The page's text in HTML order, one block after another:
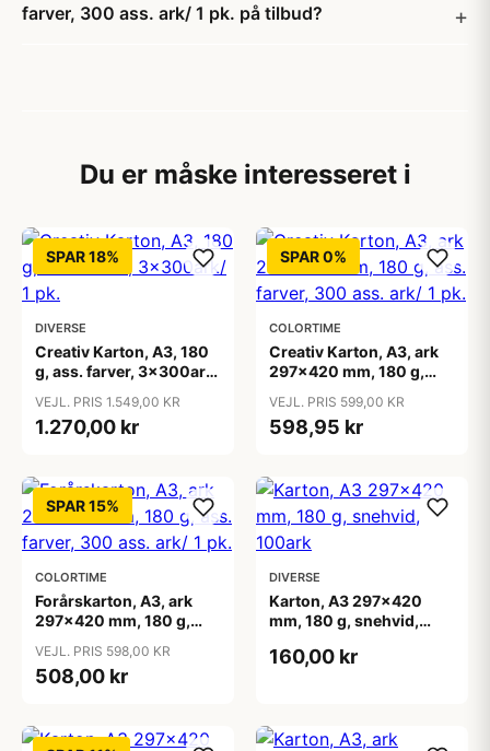
farver, 300 ass. ark/ 1 pk. på tilbud?
Du er måske interesseret i
SPAR 18%
DIVERSE
Creativ Karton, A3, 180
g, ass. farver, 3x300ark/
VEJL. PRIS 1.549,00 KR
1.270,00 kr
SPAR 0%
COLORTIME
Creativ Karton, A3, ark
297x420 mm, 180 g,
1 pk.
VEJL. PRIS 599,00 KR
598,95 kr
SPAR 15%
COLORTIME
Forårskarton, A3, ark
297x420 mm, 180 g,
1 pk.
VEJL. PRIS 598,00 KR
508,00 kr
DIVERSE
Karton, A3 297x420
mm, 180 g, snehvid,
160,00 kr